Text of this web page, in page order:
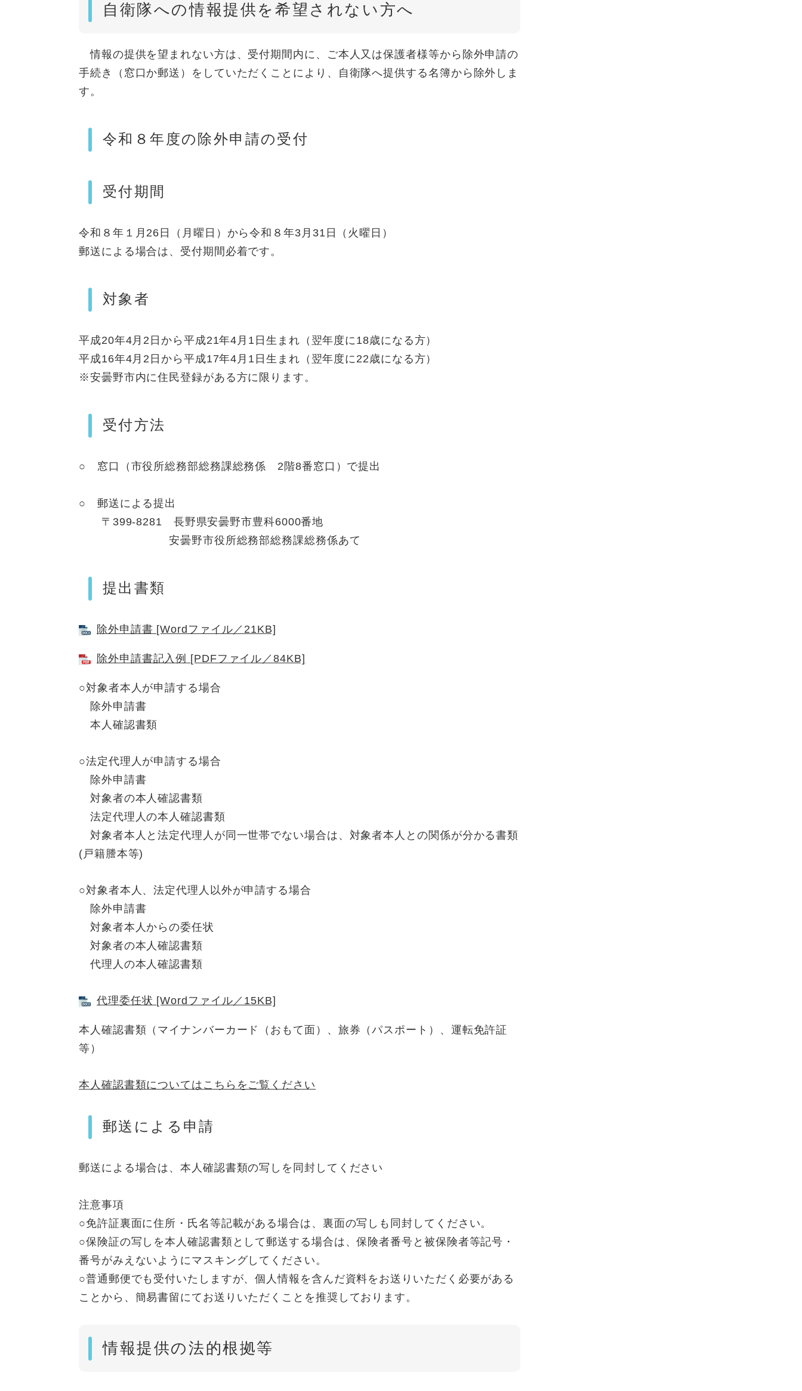
自衛隊への情報提供を希望されない方へ
情報の提供を望まれない方は、受付期間内に、ご本人又は保護者様等から除外申請の
手続き（窓口か郵送）をしていただくことにより、自衛隊へ提供する名簿から除外しま
す。
令和８年度の除外申請の受付
受付期間
令和８年１月26日（月曜日）から令和８年3月31日（火曜日）
郵送による場合は、受付期間必着です。
対象者
平成20年4月2日から平成21年4月1日生まれ（翌年度に18歳になる方）
平成16年4月2日から平成17年4月1日生まれ（翌年度に22歳になる方）
※安曇野市内に住民登録がある方に限ります。
受付方法
○ 窓口（市役所総務部総務課総務係 2階8番窓口）で提出
○ 郵送による提出
〒399-8281 長野県安曇野市豊科6000番地
安曇野市役所総務部総務課総務係あて
提出書類
除外申請書 [Wordファイル／21KB]
除外申請書記入例 [PDFファイル／84KB]
○対象者本人が申請する場合
除外申請書
本人確認書類
○法定代理人が申請する場合
除外申請書
対象者の本人確認書類
法定代理人の本人確認書類
対象者本人と法定代理人が同一世帯でない場合は、対象者本人との関係が分かる書類
(戸籍謄本等)
○対象者本人、法定代理人以外が申請する場合
除外申請書
対象者本人からの委任状
対象者の本人確認書類
代理人の本人確認書類
代理委任状 [Wordファイル／15KB]
本人確認書類（マイナンバーカード（おもて面）、旅券（パスポート）、運転免許証
等）
本人確認書類についてはこちらをご覧ください
郵送による申請
郵送による場合は、本人確認書類の写しを同封してください
注意事項
○免許証裏面に住所・氏名等記載がある場合は、裏面の写しも同封してください。
○保険証の写しを本人確認書類として郵送する場合は、保険者番号と被保険者等記号・
番号がみえないようにマスキングしてください。
○普通郵便でも受付いたしますが、個人情報を含んだ資料をお送りいただく必要がある
ことから、簡易書留にてお送りいただくことを推奨しております。
情報提供の法的根拠等